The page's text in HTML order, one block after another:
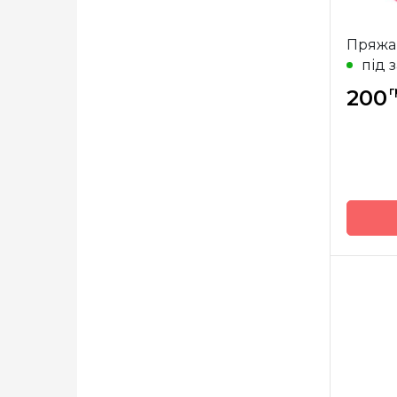
Пряжа
під
200
Бренд
Вага